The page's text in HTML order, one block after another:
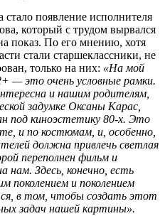
появление исполнителя
который с трудом вырвался
показ. По его мнению, хотя
стали старшеклассники, не
только на них: «На мой
— это очень условные рамки.
и нашим родителям,
задумке Оксаны Карас,
под киноэстетику 80-х. Это
и по костюмам, и, особенно,
должна привлечь светлая
переполнен фильм и
нам. Здесь, конечно, есть
поколением и поколением
в том, чтобы создать этот
задач нашей картины».